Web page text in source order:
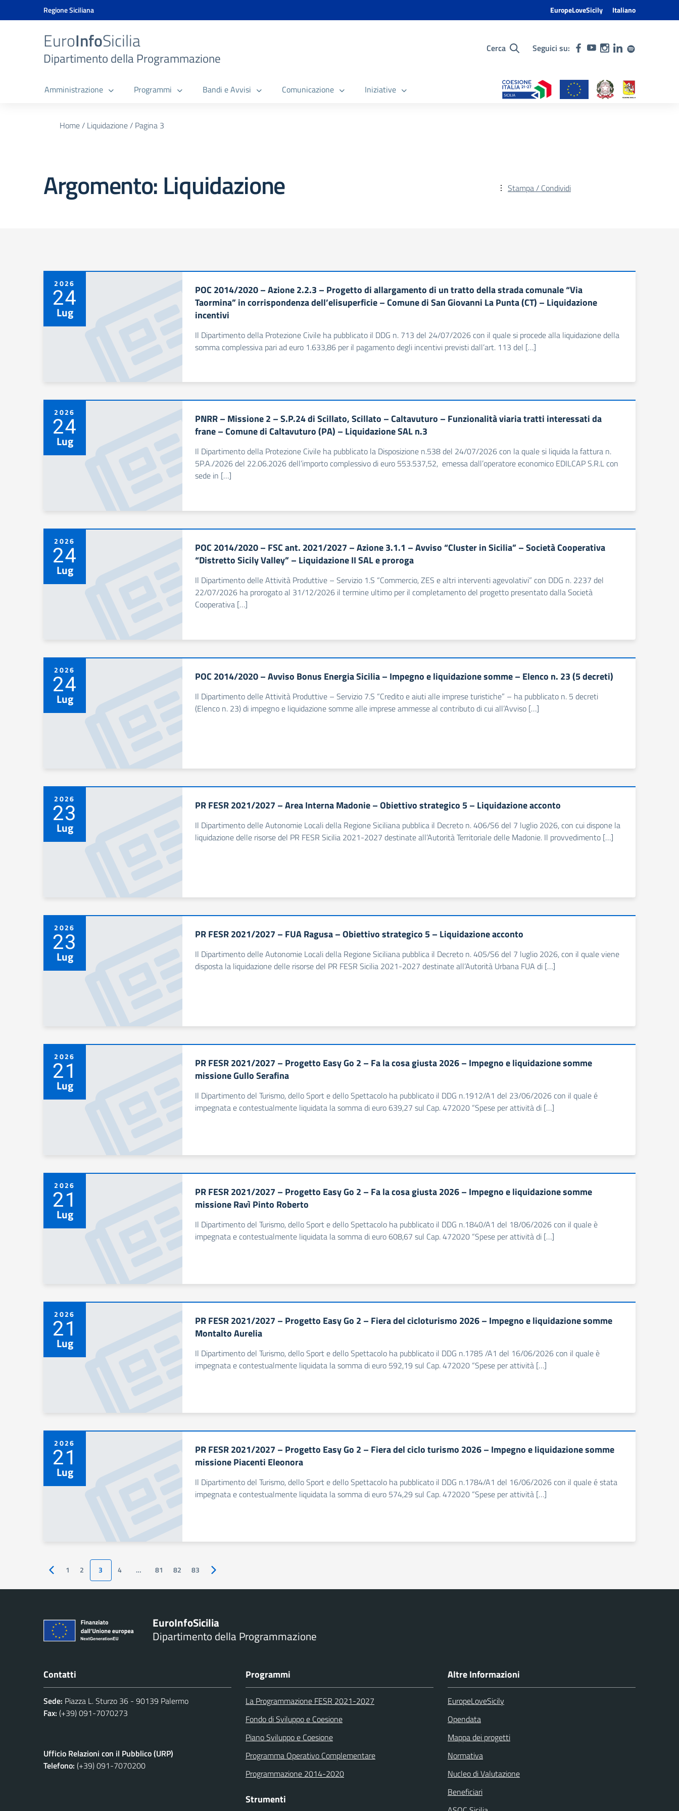
Vai ai contenuti
Vai al menu di navigazione
Vai al banner delle Cookie Policy
Regione Siciliana EuropeLoveSicily Italiano
EuroInfoSicilia
Dipartimento della Programmazione
Cerca Seguici su:
Amministrazione Programmi Bandi e Avvisi Comunicazione Iniziative
Home/ Liquidazione/ Pagina 3
Argomento: Liquidazione Stampa / Condividi
2026
24
Lug
POC 2014/2020 – Azione 2.2.3 – Progetto di allargamento di un tratto della strada comunale “Via
Taormina” in corrispondenza dell’elisuperficie – Comune di San Giovanni La Punta (CT) – Liquidazione
incentivi
Il Dipartimento della Protezione Civile ha pubblicato il DDG n. 713 del 24/07/2026 con il quale si procede alla liquidazione della
somma complessiva pari ad euro 1.633,86 per il pagamento degli incentivi previsti dall’art. 113 del […]
2026
24
Lug
PNRR – Missione 2 – S.P.24 di Scillato, Scillato – Caltavuturo – Funzionalità viaria tratti interessati da
frane – Comune di Caltavuturo (PA) – Liquidazione SAL n.3
Il Dipartimento della Protezione Civile ha pubblicato la Disposizione n.538 del 24/07/2026 con la quale si liquida la fattura n.
5P.A./2026 del 22.06.2026 dell’importo complessivo di euro 553.537,52, emessa dall’operatore economico EDILCAP S.R.L con
sede in […]
2026
24
Lug
POC 2014/2020 – FSC ant. 2021/2027 – Azione 3.1.1 – Avviso “Cluster in Sicilia” – Società Cooperativa
“Distretto Sicily Valley” – Liquidazione II SAL e proroga
Il Dipartimento delle Attività Produttive – Servizio 1.S “Commercio, ZES e altri interventi agevolativi” con DDG n. 2237 del
22/07/2026 ha prorogato al 31/12/2026 il termine ultimo per il completamento del progetto presentato dalla Società
Cooperativa […]
2026
24
Lug
POC 2014/2020 – Avviso Bonus Energia Sicilia – Impegno e liquidazione somme – Elenco n. 23 (5 decreti)
Il Dipartimento delle Attività Produttive – Servizio 7.S “Credito e aiuti alle imprese turistiche” – ha pubblicato n. 5 decreti
(Elenco n. 23) di impegno e liquidazione somme alle imprese ammesse al contributo di cui all’Avviso […]
2026
23
Lug
PR FESR 2021/2027 – Area Interna Madonie – Obiettivo strategico 5 – Liquidazione acconto
Il Dipartimento delle Autonomie Locali della Regione Siciliana pubblica il Decreto n. 406/S6 del 7 luglio 2026, con cui dispone la
liquidazione delle risorse del PR FESR Sicilia 2021-2027 destinate all’Autorità Territoriale delle Madonie. Il provvedimento […]
2026
23
Lug
PR FESR 2021/2027 – FUA Ragusa – Obiettivo strategico 5 – Liquidazione acconto
Il Dipartimento delle Autonomie Locali della Regione Siciliana pubblica il Decreto n. 405/S6 del 7 luglio 2026, con il quale viene
disposta la liquidazione delle risorse del PR FESR Sicilia 2021-2027 destinate all’Autorità Urbana FUA di […]
2026
21
Lug
PR FESR 2021/2027 – Progetto Easy Go 2 – Fa la cosa giusta 2026 – Impegno e liquidazione somme
missione Gullo Serafina
Il Dipartimento del Turismo, dello Sport e dello Spettacolo ha pubblicato il DDG n.1912/A1 del 23/06/2026 con il quale é
impegnata e contestualmente liquidata la somma di euro 639,27 sul Cap. 472020 “Spese per attività di […]
2026
21
Lug
PR FESR 2021/2027 – Progetto Easy Go 2 – Fa la cosa giusta 2026 – Impegno e liquidazione somme
missione Ravì Pinto Roberto
Il Dipartimento del Turismo, dello Sport e dello Spettacolo ha pubblicato il DDG n.1840/A1 del 18/06/2026 con il quale è
impegnata e contestualmente liquidata la somma di euro 608,67 sul Cap. 472020 “Spese per attività di […]
2026
21
Lug
PR FESR 2021/2027 – Progetto Easy Go 2 – Fiera del cicloturismo 2026 – Impegno e liquidazione somme
Montalto Aurelia
Il Dipartimento del Turismo, dello Sport e dello Spettacolo ha pubblicato il DDG n.1785 /A1 del 16/06/2026 con il quale è
impegnata e contestualmente liquidata la somma di euro 592,19 sul Cap. 472020 “Spese per attività […]
2026
21
Lug
PR FESR 2021/2027 – Progetto Easy Go 2 – Fiera del ciclo turismo 2026 – Impegno e liquidazione somme
missione Piacenti Eleonora
Il Dipartimento del Turismo, dello Sport e dello Spettacolo ha pubblicato il DDG n.1784/A1 del 16/06/2026 con il quale é stata
impegnata e contestualmente liquidata la somma di euro 574,29 sul Cap. 472020 “Spese per attività […]
Pagina precedente
1 2 3 4 … 81 82 83 Pagina successiva
EuroInfoSicilia
Dipartimento della Programmazione
Contatti
Sede: Piazza L. Sturzo 36 - 90139 Palermo
Fax: (+39) 091-7070273
Ufficio Relazioni con il Pubblico (URP)
Telefono: (+39) 091-7070200
Programmi
La Programmazione FESR 2021-2027
Fondo di Sviluppo e Coesione
Piano Sviluppo e Coesione
Programma Operativo Complementare
Programmazione 2014-2020
Strumenti
Altre Informazioni
EuropeLoveSicily
Opendata
Mappa dei progetti
Normativa
Nucleo di Valutazione
Beneficiari